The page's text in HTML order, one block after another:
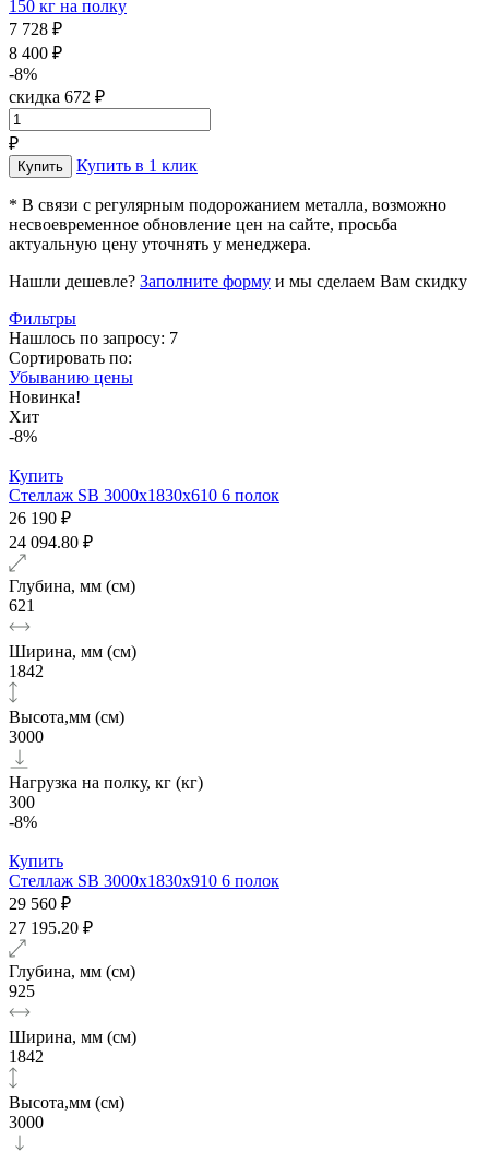
150 кг на полку
7 728 ₽
8 400 ₽
-8%
скидка 672 ₽
₽
Купить в 1 клик
* В связи с регулярным подорожанием металла, возможно
несвоевременное обновление цен на сайте, просьба
актуальную цену уточнять у менеджера.
Нашли дешевле? Заполните форму и мы сделаем Вам скидку
Фильтры
Нашлось по запросу: 7
Сортировать по:
Убыванию цены
Новинка!
Хит
-8%
Купить
Стеллаж SB 3000x1830x610 6 полок
26 190 ₽
24 094.80 ₽
Глубина, мм (см)
621
Ширина, мм (см)
1842
Высота,мм (см)
3000
Нагрузка на полку, кг (кг)
300
-8%
Купить
Стеллаж SB 3000х1830x910 6 полок
29 560 ₽
27 195.20 ₽
Глубина, мм (см)
925
Ширина, мм (см)
1842
Высота,мм (см)
3000